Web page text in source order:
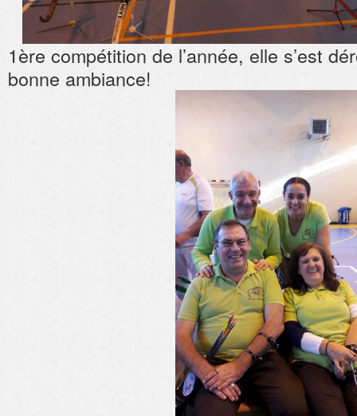
1ère compétition de l’année, elle s’est
bonne ambiance!